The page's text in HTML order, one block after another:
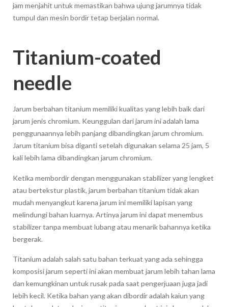
jam menjahit untuk memastikan bahwa ujung jarumnya tidak
tumpul dan mesin bordir tetap berjalan normal.
Titanium-coated
needle
Jarum berbahan titanium memiliki kualitas yang lebih baik dari
jarum jenis chromium. Keunggulan dari jarum ini adalah lama
penggunaannya lebih panjang dibandingkan jarum chromium.
Jarum titanium bisa diganti setelah digunakan selama 25 jam, 5
kali lebih lama dibandingkan jarum chromium.
Ketika membordir dengan menggunakan stabilizer yang lengket
atau bertekstur plastik, jarum berbahan titanium tidak akan
mudah menyangkut karena jarum ini memiliki lapisan yang
melindungi bahan luarnya. Artinya jarum ini dapat menembus
stabilizer tanpa membuat lubang atau menarik bahannya ketika
bergerak.
Titanium adalah salah satu bahan terkuat yang ada sehingga
komposisi jarum seperti ini akan membuat jarum lebih tahan lama
dan kemungkinan untuk rusak pada saat pengerjuaan juga jadi
lebih kecil. Ketika bahan yang akan dibordir adalah kaiun yang